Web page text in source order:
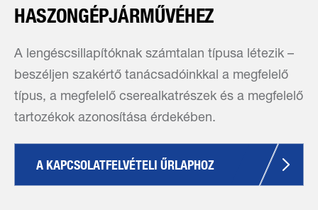
HASZONGÉPJÁRMŰVÉHEZ
A lengéscsillapítóknak számtalan típusa létezik –
beszéljen szakértő tanácsadóinkkal a megfelelő
típus, a megfelelő cserealkatrészek és a megfelelő
tartozékok azonosítása érdekében.
A KAPCSOLATFELVÉTELI ŰRLAPHOZ